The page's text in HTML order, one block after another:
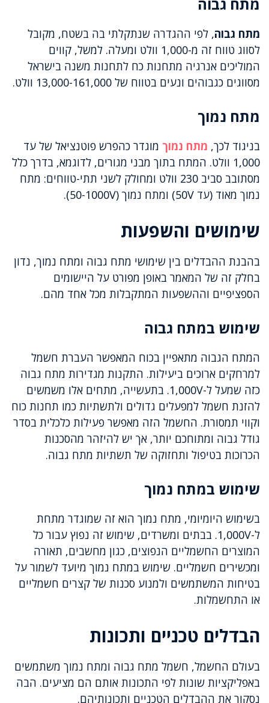
מתח גבוה, לפי ההגדרה שנתקלתי בה בשטח, מקובל
לסווג טווח זה מ-1,000 וולט ומעלה. למשל, קווים
המוליכים אנרגיה מתחנות כח לתחנות משנה בישראל
מסווגים כגבוהים ונעים בטווח של 13,000-161,000 וולט.
מתח נמוך
בניגוד לכך, מתח נמוך מוגדר כהפרש פוטנציאל של עד
1,000 וולט. המתח בתוך מבני מגורים, לדוגמא, בדרך כלל
מסתובב סביב 230 וולט ומחולק לשני תתי-טווחים: מתח
נמוך מאוד (עד 50V) ומתח נמוך (50-1000V).
שימושים והשפעות
בהבנת ההבדלים בין שימושי מתח גבוה ומתח נמוך, נדון
בחלק זה של המאמר באופן מפורט על היישומים
הספציפיים וההשפעות המתקבלות מכל אחד מהם.
שימוש במתח גבוה
המתח הגבוה מתאפיין בכוח המאפשר העברת חשמל
למרחקים ארוכים ביעילות. התקנות מגדירות מתח גבוה
כזה שמעל ל-1,000V. בתעשייה, מתחים אלו משמשים
להזנת חשמל למפעלים גדולים ולתשתיות כמו תחנות כוח
וקווי תמסורת. החשמל הזה מאפשר פעילות כלכלית בסדר
גודל גבוה ומתוחכם יותר, אך יש להיזהר מהסכנות
הכרוכות בטיפול ותחזוקה של תשתיות מתח גבוה.
שימוש במתח נמוך
בשימוש היומיומי, מתח נמוך הוא זה שמוגדר מתחת
ל-1,000V. בבתים ומשרדים, שימוש זה נפוץ עבור כל
המוצרים החשמליים הנפוצים, כגון מחשבים, תאורה
ומכשירים חשמליים. שימוש במתח נמוך מיועד לשמור על
בטיחות המשתמשים ולמנוע סכנות של קצרים חשמליים
או התחשמלות.
הבדלים טכניים ותכונות
בעולם החשמל, חשמל מתח גבוה ומתח נמוך משתמשים
באפליקציות שונות לפי התכונות אותם הם מציעים. הבה
נסקור את ההבדלים הטכניים ותכונותיהם.